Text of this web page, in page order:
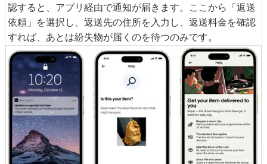
認すると、アプリ経由で通知が届きます。ここから「返送
依頼」を選択し、返送先の住所を入力し、返送料金を確認
すれば、あとは紛失物が届くのを待つのみです。